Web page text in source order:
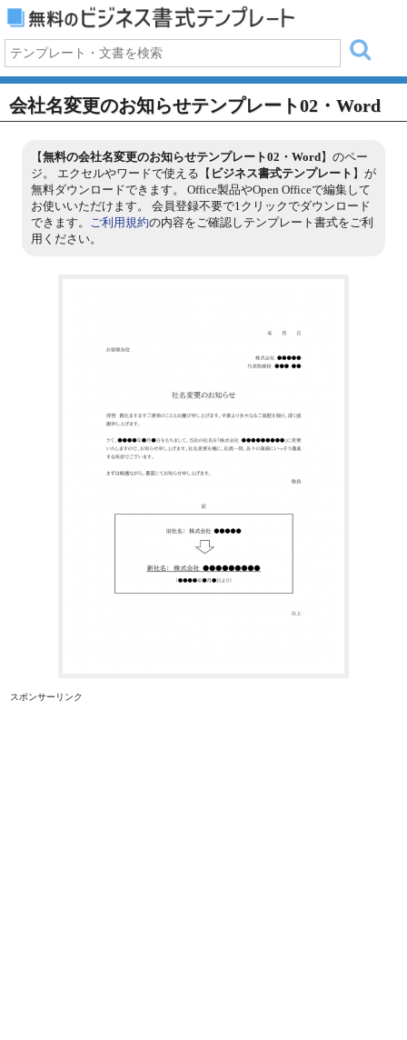
会社名変更のお知らせテンプレート02・Word
【無料の会社名変更のお知らせテンプレート02・Word】のペー
ジ。 エクセルやワードで使える【 ビジネス書式テンプレート 】が
無料ダウンロードできます。 Office製品やOpen Officeで編集して
お使いいただけます。 会員登録不要で1クリックでダウンロード
できます。 ご利用規約の内容をご確認しテンプレート書式をご利
用ください。
スポンサーリンク